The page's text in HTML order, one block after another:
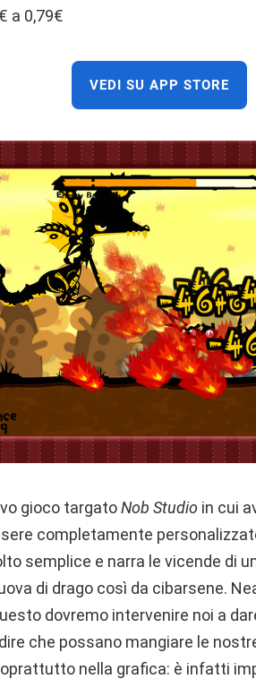
a 0,79€
VEDI SU APP STORE
gioco targatoNob Studio in cui
completamente
semplice e narra le vicende di
di drago così da cibarsene.
dovremo intervenire noi a
che possano mangiare le
nella grafica: è infatti